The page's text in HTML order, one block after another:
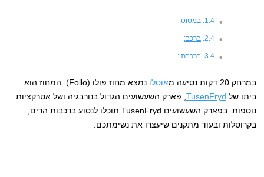
במטוס:
ברכב:
ברכבת :
במרחק 20 דקות נסיעה מ אוסלו
נמצא מחוז פולו (Follo). המחוז הוא
ביתו של TusenFryd , פארק השעשועים הגדול בנורבגיה ושל אטרקציות
נוספות. בפארק השעשועים TusenFryd תוכלו לנסוע ברכבות הרים,
בקרוסלות ובעוד מתקנים שיעצרו את נשימתכם.